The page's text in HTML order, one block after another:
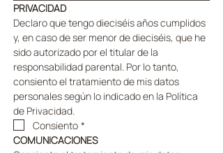
PRIVACIDAD
Declaro que tengo dieciséis años cumplidos
y, en caso de ser menor de dieciséis, que he
sido autorizado por el titular de la
responsabilidad parental. Por lo tanto,
consiento el tratamiento de mis datos
personales según lo indicado en la Política
de Privacidad.
Consiento *
COMUNICACIONES